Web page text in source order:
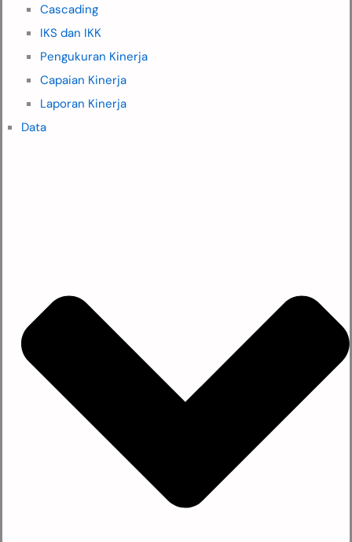
Cascading
IKS dan IKK
Pengukuran Kinerja
Capaian Kinerja
Laporan Kinerja
Data